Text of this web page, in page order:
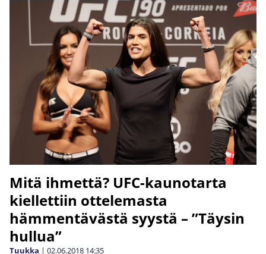
Mitä ihmettä? UFC-kaunotarta
kiellettiin ottelemasta
hämmentävästä syystä – ”Täysin
hullua”
Tuukka | 02.06.2018 14:35